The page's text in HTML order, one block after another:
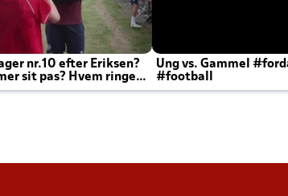
nr.10 efter Eriksen?
sit pas? Hvem ringer
til efter kampe?
Ung vs. Gammel
#football